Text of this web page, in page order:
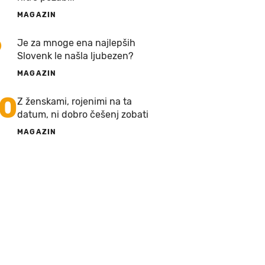
MAGAZIN
Je za mnoge ena najlepših
Slovenk le našla ljubezen?
MAGAZIN
Z ženskami, rojenimi na ta
datum, ni dobro češenj zobati
MAGAZIN